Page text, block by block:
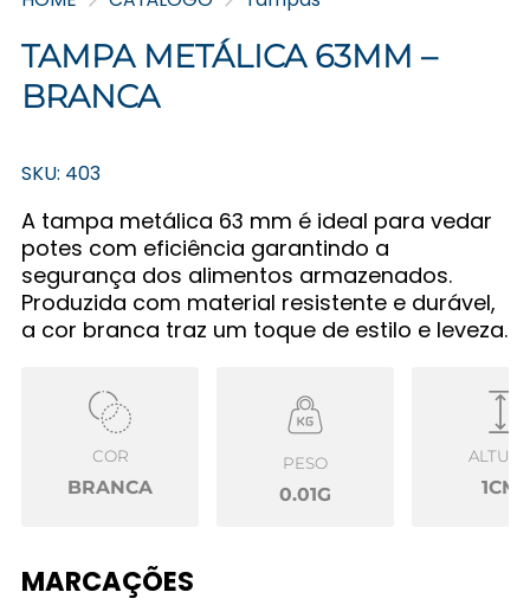
TAMPA METÁLICA 63MM –
BRANCA
SKU: 403
A tampa metálica 63 mm é ideal para vedar
potes com eficiência garantindo a
segurança dos alimentos armazenados.
Produzida com material resistente e durável,
a cor branca traz um toque de estilo e leveza.
COR
BRANCA
PESO
0.01G 1CM
MARCAÇÕES